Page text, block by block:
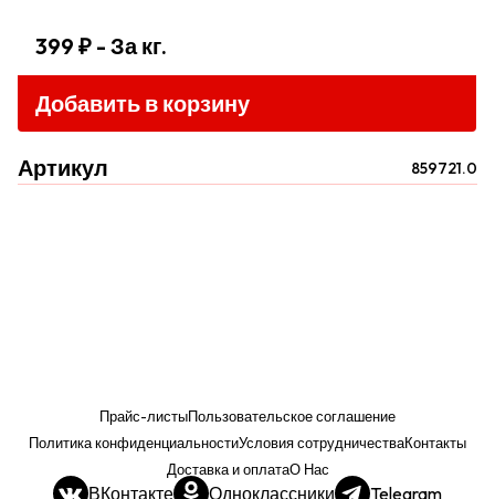
399 ₽ - За кг.
Добавить в корзину
Артикул 859721.0
Прайс-листыПользовательское соглашение
Политика конфиденциальностиУсловия сотрудничестваКонтакты
Доставка и оплатаО Нас
ВКонтакте Одноклассники Telegram